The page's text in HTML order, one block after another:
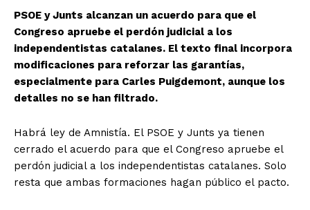
PSOE y Junts alcanzan un acuerdo para que el
Congreso apruebe el perdón judicial a los
independentistas catalanes. El texto final incorpora
modificaciones para reforzar las garantías,
especialmente para Carles Puigdemont, aunque los
detalles no se han filtrado.
Habrá ley de Amnistía. El PSOE y Junts ya tienen
cerrado el acuerdo para que el Congreso apruebe el
perdón judicial a los independentistas catalanes. Solo
resta que ambas formaciones hagan público el pacto.